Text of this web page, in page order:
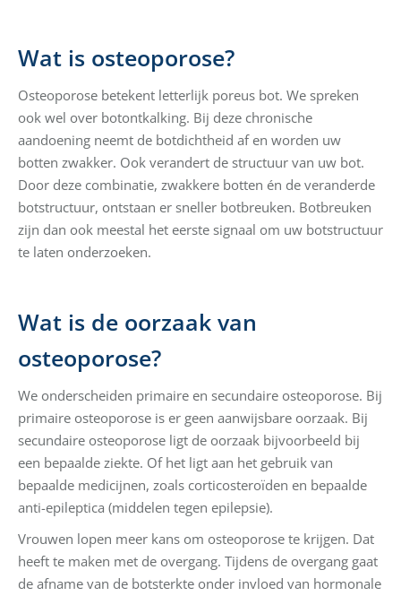
Wat is osteoporose?
Osteoporose betekent letterlijk poreus bot. We spreken
ook wel over botontkalking. Bij deze chronische
aandoening neemt de botdichtheid af en worden uw
botten zwakker. Ook verandert de structuur van uw bot.
Door deze combinatie, zwakkere botten én de veranderde
botstructuur, ontstaan er sneller botbreuken. Botbreuken
zijn dan ook meestal het eerste signaal om uw botstructuur
te laten onderzoeken.
Wat is de oorzaak van
osteoporose?
We onderscheiden primaire en secundaire osteoporose. Bij
primaire osteoporose is er geen aanwijsbare oorzaak. Bij
secundaire osteoporose ligt de oorzaak bijvoorbeeld bij
een bepaalde ziekte. Of het ligt aan het gebruik van
bepaalde medicijnen, zoals corticosteroïden en bepaalde
anti-epileptica (middelen tegen epilepsie).
Vrouwen lopen meer kans om osteoporose te krijgen. Dat
heeft te maken met de overgang. Tijdens de overgang gaat
de afname van de botsterkte onder invloed van hormonale